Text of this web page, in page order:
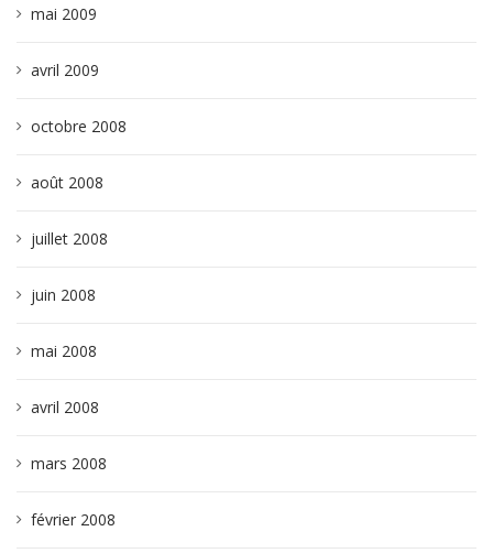
mai 2009
avril 2009
octobre 2008
août 2008
juillet 2008
juin 2008
mai 2008
avril 2008
mars 2008
février 2008